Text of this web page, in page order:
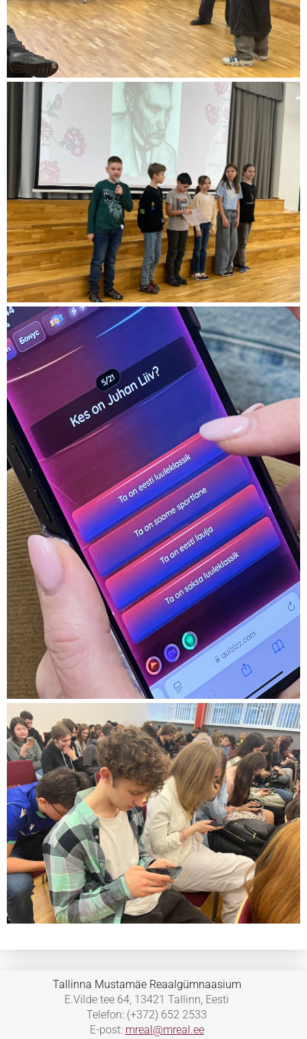
Tallinna Mustamäe Reaalgümnaasium
E.Vilde tee 64, 13421 Tallinn, Eesti
Telefon: (+372) 652 2533
E-post: mreal@mreal.ee